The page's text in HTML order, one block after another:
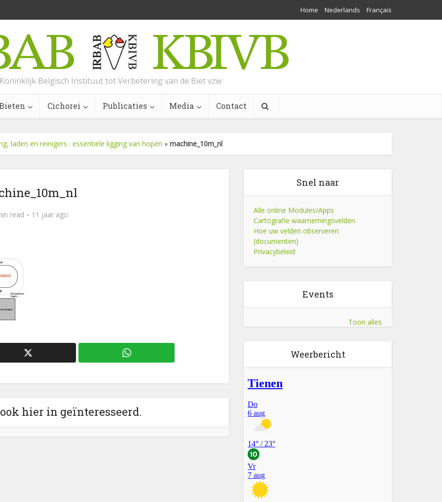
Home Nederlands Français
Koninklijk Belgisch Instituut tot Verbetering van de Biet vzw
Cichorei Publicaties Media Contact
laden en reinigers : essentiële ligging van hopen » machine_10m_nl
read 11 jaar ago
hier in geïnteresseerd.
Snel naar
Alle online Modules/Apps
Cartografie waarnemingsvelden
Hoe uw velden observeren
(documenten)
Privacybeleid
Events
Toon alles
Weerbericht